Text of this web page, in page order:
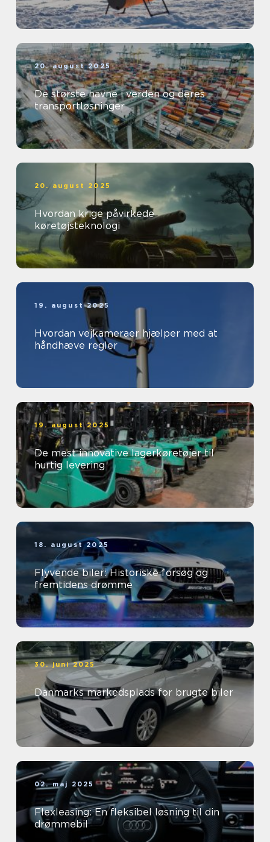
20. august 2025
De største havne i verden og deres
transportløsninger
20. august 2025
Hvordan krige påvirkede
køretøjsteknologi
19. august 2025
Hvordan vejkameraer hjælper med at
håndhæve regler
19. august 2025
De mest innovative lagerkøretøjer til
hurtig levering
18. august 2025
Flyvende biler: Historiske forsøg og
fremtidens drømme
30. juni 2025
Danmarks markedsplads for brugte biler
02. maj 2025
Flexleasing: En fleksibel løsning til din
drømmebil